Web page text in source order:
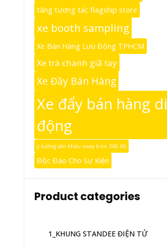
tăng tương tác flagship store
xe booth sampling
Xe Bán Hàng Lưu Động TPHCM
Xe trà chanh giã tay
Xe Đầy Bán Hàng
Xe đẩy bán hàng di
động
ý tưởng sân khấu xoay tròn 360 độ
Độc Đáo Cho Sự Kiện
Product categories
1_KHUNG STANDEE ĐIỆN TỬ